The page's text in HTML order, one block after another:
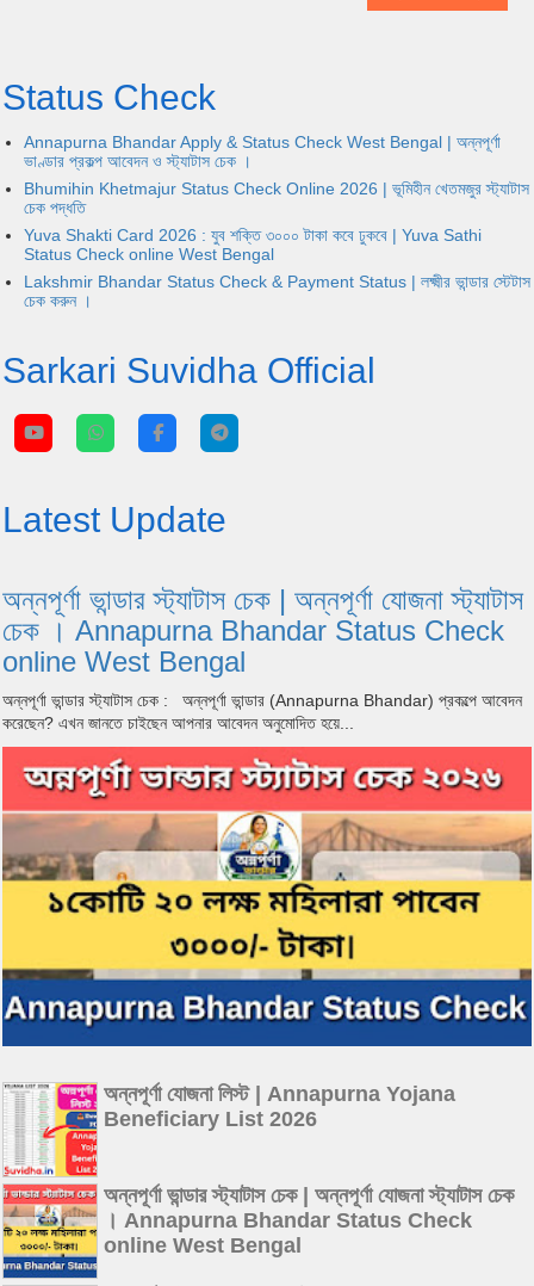
Status Check
Annapurna Bhandar Apply & Status Check West Bengal | অন্নপূর্ণা
ভাণ্ডার প্রকল্প আবেদন ও স্ট্যাটাস চেক ।
Bhumihin Khetmajur Status Check Online 2026 | ভূমিহীন খেতমজুর স্ট্যাটাস
চেক পদ্ধতি
Yuva Shakti Card 2026 : যুব শক্তি ৩০০০ টাকা কবে ঢুকবে | Yuva Sathi
Status Check online West Bengal
Lakshmir Bhandar Status Check & Payment Status | লক্ষ্মীর ভান্ডার স্টেটাস
চেক করুন ।
Sarkari Suvidha Official
Latest Update
অন্নপূর্ণা ভান্ডার স্ট্যাটাস চেক | অন্নপূর্ণা যোজনা স্ট্যাটাস
চেক । Annapurna Bhandar Status Check
online West Bengal
অন্নপূর্ণা ভান্ডার স্ট্যাটাস চেক : অন্নপূর্ণা ভান্ডার (Annapurna Bhandar) প্রকল্পে আবেদন
করেছেন? এখন জানতে চাইছেন আপনার আবেদন অনুমোদিত হয়ে...
অন্নপূর্ণা যোজনা লিস্ট | Annapurna Yojana
Beneficiary List 2026
অন্নপূর্ণা ভান্ডার স্ট্যাটাস চেক | অন্নপূর্ণা যোজনা স্ট্যাটাস চেক
। Annapurna Bhandar Status Check
online West Bengal